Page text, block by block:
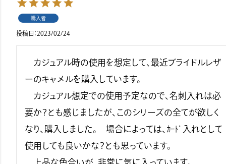
購入者
投稿日 2023/02/24
カジュアル時の使用を想定して、最近ブライドルレザ
ーのキャメルを購入しています。
カジュアル想定での使用予定なので、名刺入れは必
要か？とも感じましたが、このシリーズの全てが欲しく
なり、購入しました。　場合によっては、ｶｰﾄﾞ入れとして
使用しても良いかな？とも思っています。